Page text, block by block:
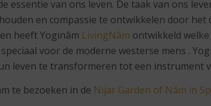
essentie van ons leven. De taak van ons
en compassie te ontwikkelen door het
heeft Yoginâm LivingNâm ontwikkeld
voor de moderne westerse mens .
leven te transformeren tot een instrument
te bezoeken in de Nijar Garden of Nâm in